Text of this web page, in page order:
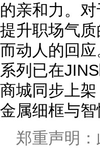
的亲和力。
提升职场气
而动人的回
系列已在
商城同步上
金属细框与
郑重声明